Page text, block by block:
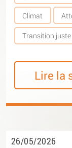
Climat
Transition juste
Lire la
26/05/2026